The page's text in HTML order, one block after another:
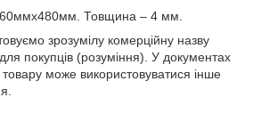
Товщина – 4 мм.
зрозумілу комерційну назву
покупців (розуміння). У документах
товару може використовуватися інше